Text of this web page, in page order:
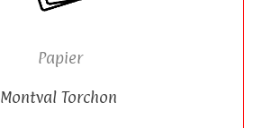
Papier
Montval Torchon